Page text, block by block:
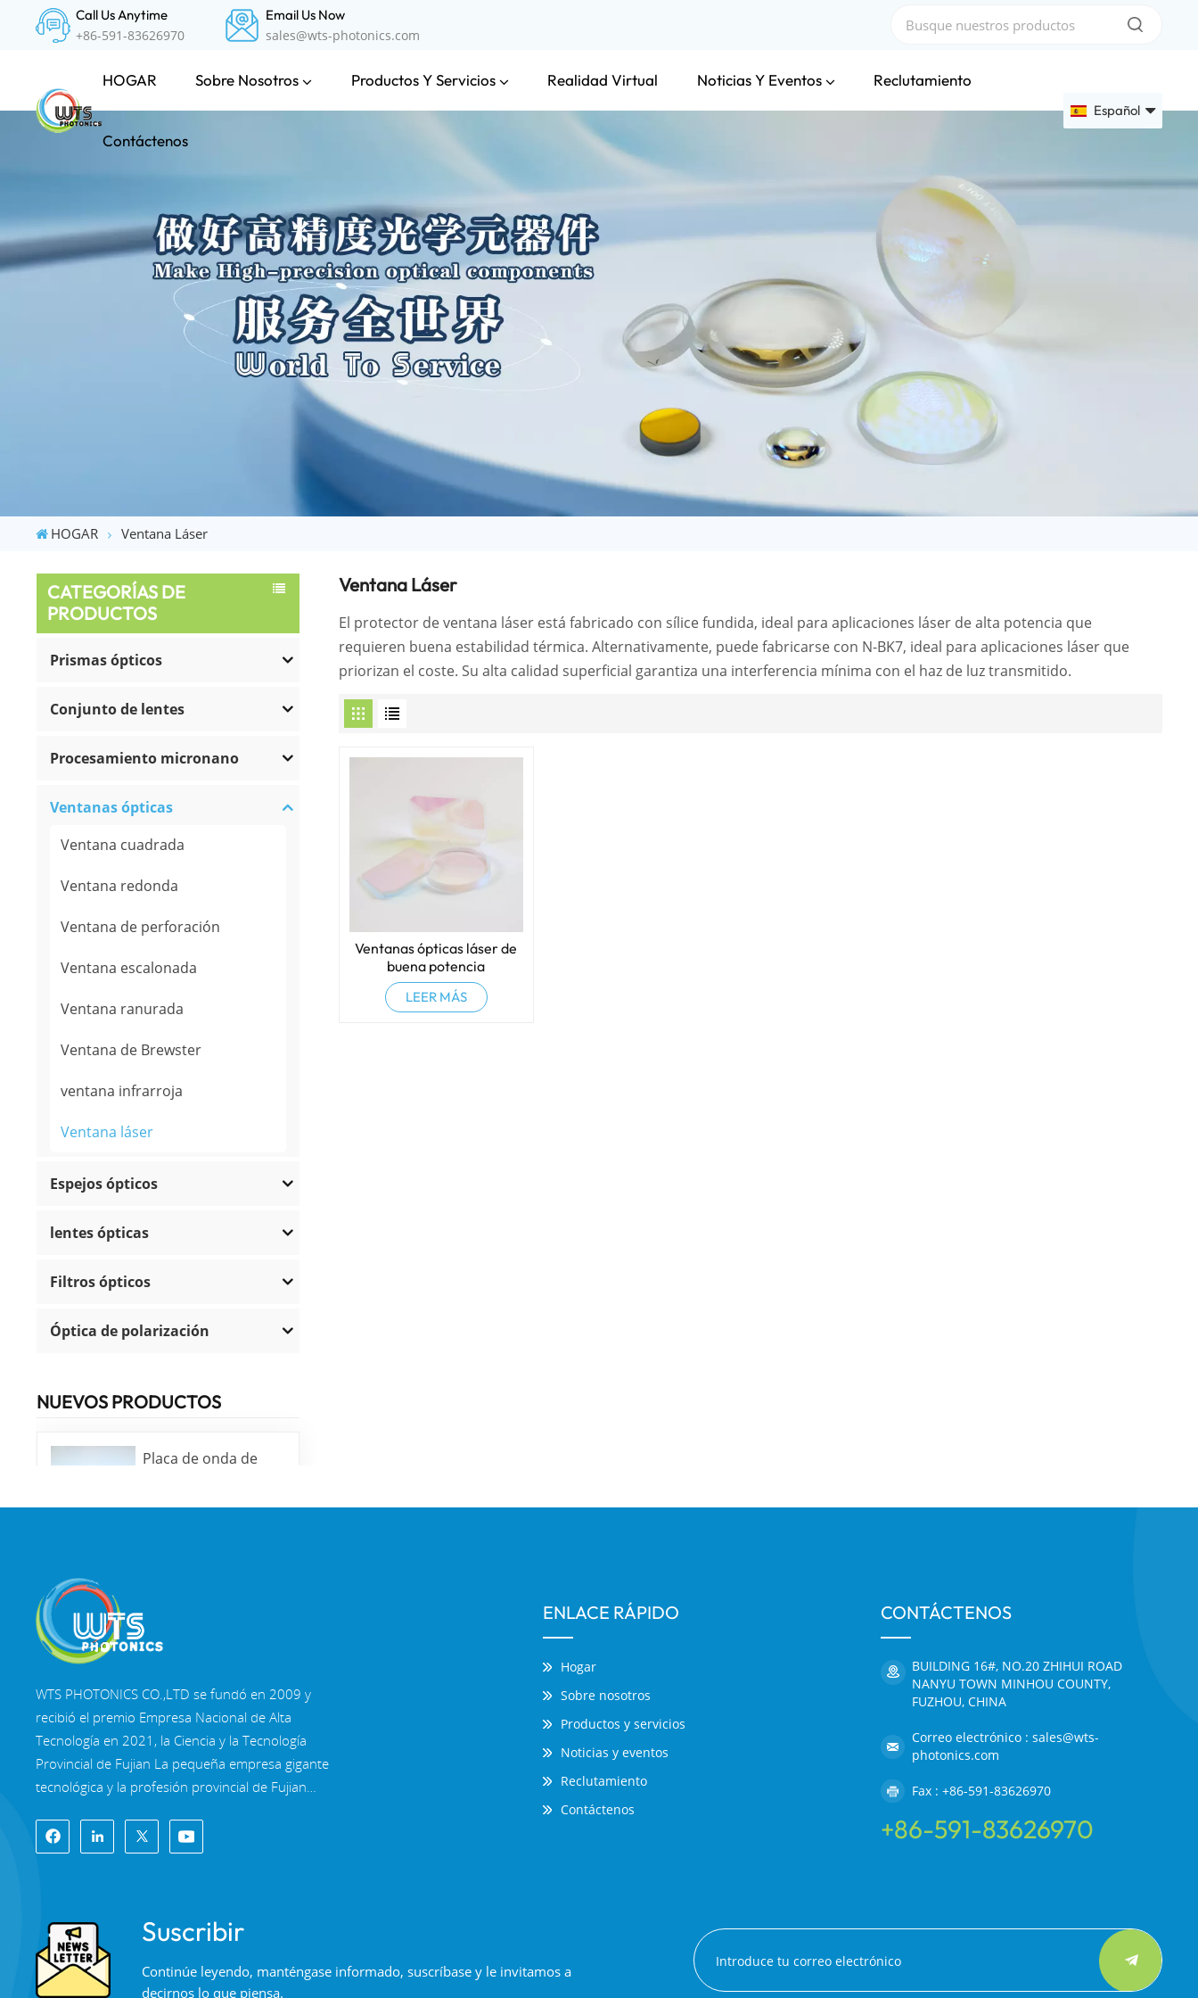
Call Us Anytime
+86-591-83626970
Email Us Now
sales@wts-photonics.com
HOGAR Sobre Nosotros Productos Y Servicios Realidad Virtual Noticias Y Eventos Reclutamiento
Contáctenos
Español
English
Français
HOGAR Ventana Láser
CATEGORÍAS DE
PRODUCTOS
Prismas ópticos
Conjunto de lentes
Procesamiento micronano
Ventanas ópticas
Ventana cuadrada
Ventana redonda
Ventana de perforación
Ventana escalonada
Ventana ranurada
Ventana de Brewster
ventana infrarroja
Ventana láser
Espejos ópticos
lentes ópticas
Filtros ópticos
Óptica de polarización
NUEVOS PRODUCTOS
Placa de onda de
sílice fundida y N-
BK7
LEER MÁS
Prismas romboides
ópticos de alta
precisión
LEER MÁS
Espejos dicroicos
multibanda
Ventana Láser
El protector de ventana láser está fabricado con sílice fundida, ideal para aplicaciones láser de alta potencia que
requieren buena estabilidad térmica. Alternativamente, puede fabricarse con N-BK7, ideal para aplicaciones láser que
priorizan el coste. Su alta calidad superficial garantiza una interferencia mínima con el haz de luz transmitido.
Ventanas ópticas láser de
buena potencia
LEER MÁS
WTS PHOTONICS CO.,LTD se fundó en 2009 y
recibió el premio Empresa Nacional de Alta
Tecnología en 2021, la Ciencia y la Tecnología
Provincial de Fujian La pequeña empresa gigante
tecnológica y la profesión provincial de Fujian
en 2022. WTS se ubica en el Hermosa ciudad
costera del sureste, Fuzhou, una famosa ciudad
un grupo de personal técnico calificado y un
sistema completo de procesamiento óptico,
Sistema de recubrimiento, sistema de ensamblaje
ENLACE RÁPIDO
Hogar
Sobre nosotros
Productos y servicios
Noticias y eventos
Reclutamiento
Contáctenos
CONTÁCTENOS
BUILDING 16#, NO.20 ZHIHUI ROAD
NANYU TOWN MINHOU COUNTY,
FUZHOU, CHINA
Correo electrónico : sales@wts-
photonics.com
Fax : +86-591-83626970
+86-591-83626970
Suscribir
Continúe leyendo, manténgase informado, suscríbase y le invitamos a
decirnos lo que piensa.